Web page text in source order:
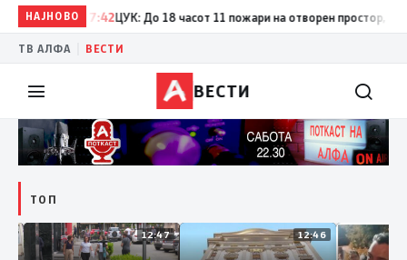
НАЈНОВО
17:42 ЦУК: До 18 часот 11 пожари на отворен простор, од кои
ТВ АЛФА ВЕСТИ
ВЕСТИ
ТОП
12:50 12:47 12:46